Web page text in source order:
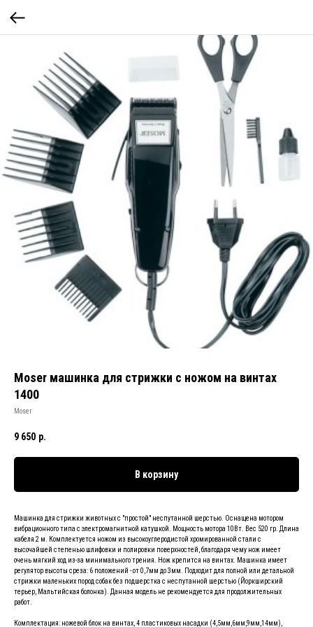
Moser машинка для стрижки с ножом на винтах
1400
Moser
9 650 р.
В корзину
Машинка для стрижки животных с "простой" неспутанной шерстью. Оснащена мотором
вибрационного типа с электромагнитной катушкой. Мощность мотора 10Вт. Вес 520 гр. Длина
кабеля 2 м. Комплектуется ножом из высокоуглеродистой хромированной стали с
высочайшей степенью шлифовки и полировки поверхностей, благодаря чему нож имеет
очень мягкий ход из-за минимального трения. Нож крепится на винтах. Машинка имеет
регулятор высоты среза: 6 положений - от 0,7мм до 3мм. Подходит для полной или детальной
стрижки маленьких пород собак без подшерстка с неспутанной шерстью (Йоркширский
терьер, Мальтийская болонка). Данная модель не рекомендуется для продолжительных
работ.
Комплектация: ножевой блок на винтах, 4 пластиковых насадки (4,5мм,6мм,9мм,14мм),